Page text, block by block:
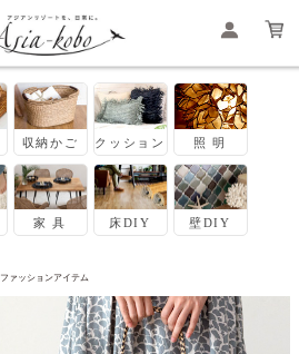
ファッションアイテム